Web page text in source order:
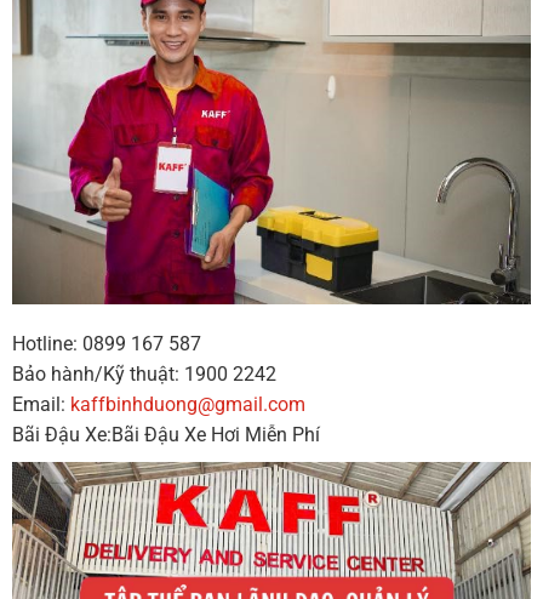
Hotline: 0899 167 587
Bảo hành/Kỹ thuật: 1900 2242
Email: kaffbinhduong@gmail.com
Bãi Đậu Xe:Bãi Đậu Xe Hơi Miễn Phí